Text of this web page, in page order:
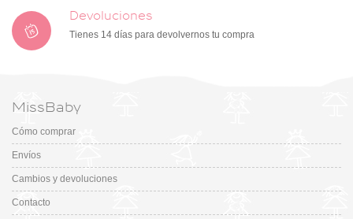
Devoluciones
Tienes 14 días para devolvernos tu compra
MissBaby
Cómo comprar
Envíos
Cambios y devoluciones
Contacto